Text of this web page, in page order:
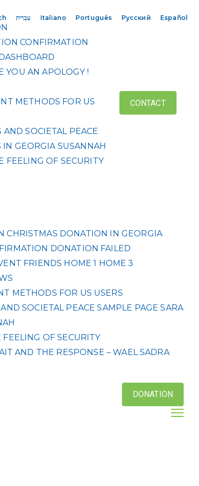
CONFIRMATION
YOU AN APOLOGY !
METHODS FOR US
AND SOCIETAL PEACE
IN GEORGIA SUSANNAH
FEELING OF SECURITY
CONTACT
CHRISTMAS DONATION IN GEORGIA
DONATION FAILED
FRIENDS HOME 1 HOME 3
METHODS FOR US USERS
SOCIETAL PEACE SAMPLE PAGE SARA
FEELING OF SECURITY
AND THE RESPONSE – WAEL SADRA
DONATION
עִבְרִית Italiano Português Русский Español